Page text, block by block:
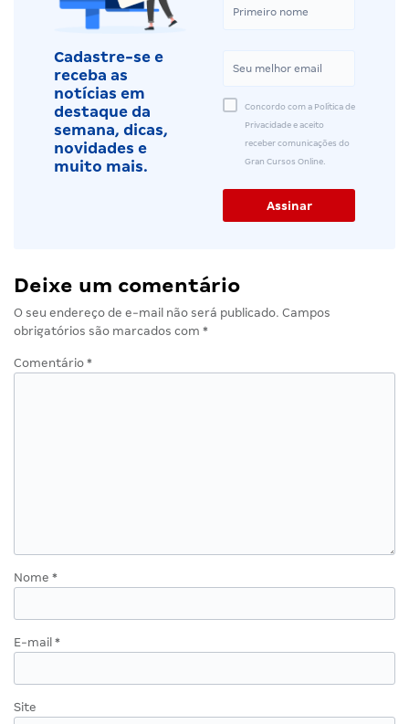
Cadastre-se e
receba as
notícias em
destaque da
semana, dicas,
novidades e
muito mais.
Concordo com a Política de
Privacidade e aceito
receber comunicações do
Gran Cursos Online.
Deixe um comentário
O seu endereço de e-mail não será publicado. Campos
obrigatórios são marcados com *
Comentário *
Nome *
E-mail *
Site